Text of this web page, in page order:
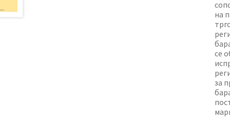
на
се
за